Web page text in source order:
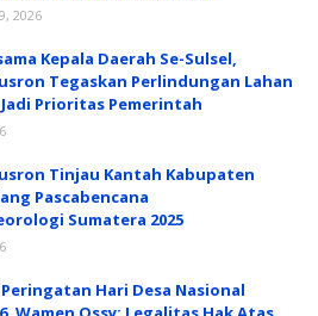
2026
Kepala Daerah Se-Sulsel,
Tegaskan Perlindungan Lahan
Prioritas Pemerintah
Tinjau Kantah Kabupaten
Pascabencana
Sumatera 2025
Hari Desa Nasional